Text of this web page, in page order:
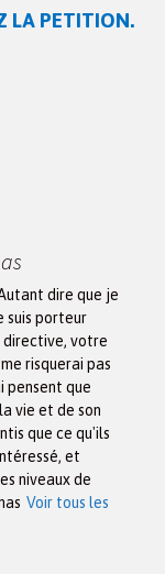
LA PETITION.
dire que je
suis porteur
directive, votre
risquerai pas
pensent que
vie et de son
que ce qu'ils
et
niveaux de
Voir tous les